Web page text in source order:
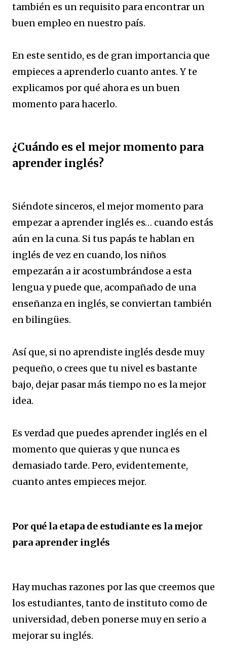
también es un requisito para encontrar un
buen empleo en nuestro país.
En este sentido, es de gran importancia que
empieces a aprenderlo cuanto antes. Y te
explicamos por qué ahora es un buen
momento para hacerlo.
¿Cuándo es el mejor momento para
aprender inglés?
Siéndote sinceros, el mejor momento para
empezar a aprender inglés es… cuando estás
aún en la cuna. Si tus papás te hablan en
inglés de vez en cuando, los niños
empezarán a ir acostumbrándose a esta
lengua y puede que, acompañado de una
enseñanza en inglés, se conviertan también
en bilingües.
Así que, si no aprendiste inglés desde muy
pequeño, o crees que tu nivel es bastante
bajo, dejar pasar más tiempo no es la mejor
idea.
Es verdad que puedes aprender inglés en el
momento que quieras y que nunca es
demasiado tarde. Pero, evidentemente,
cuanto antes empieces mejor.
Por qué la etapa de estudiante es la mejor
para aprender inglés
Hay muchas razones por las que creemos que
los estudiantes, tanto de instituto como de
universidad, deben ponerse muy en serio a
mejorar su inglés.